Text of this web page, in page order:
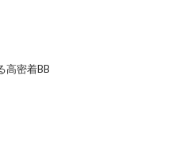
高密着BB